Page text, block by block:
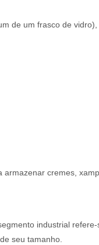
de um frasco de
cremes,
industrial
seu tamanho.